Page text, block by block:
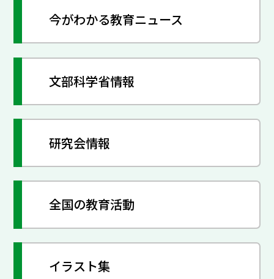
今がわかる教育ニュース
文部科学省情報
研究会情報
全国の教育活動
イラスト集